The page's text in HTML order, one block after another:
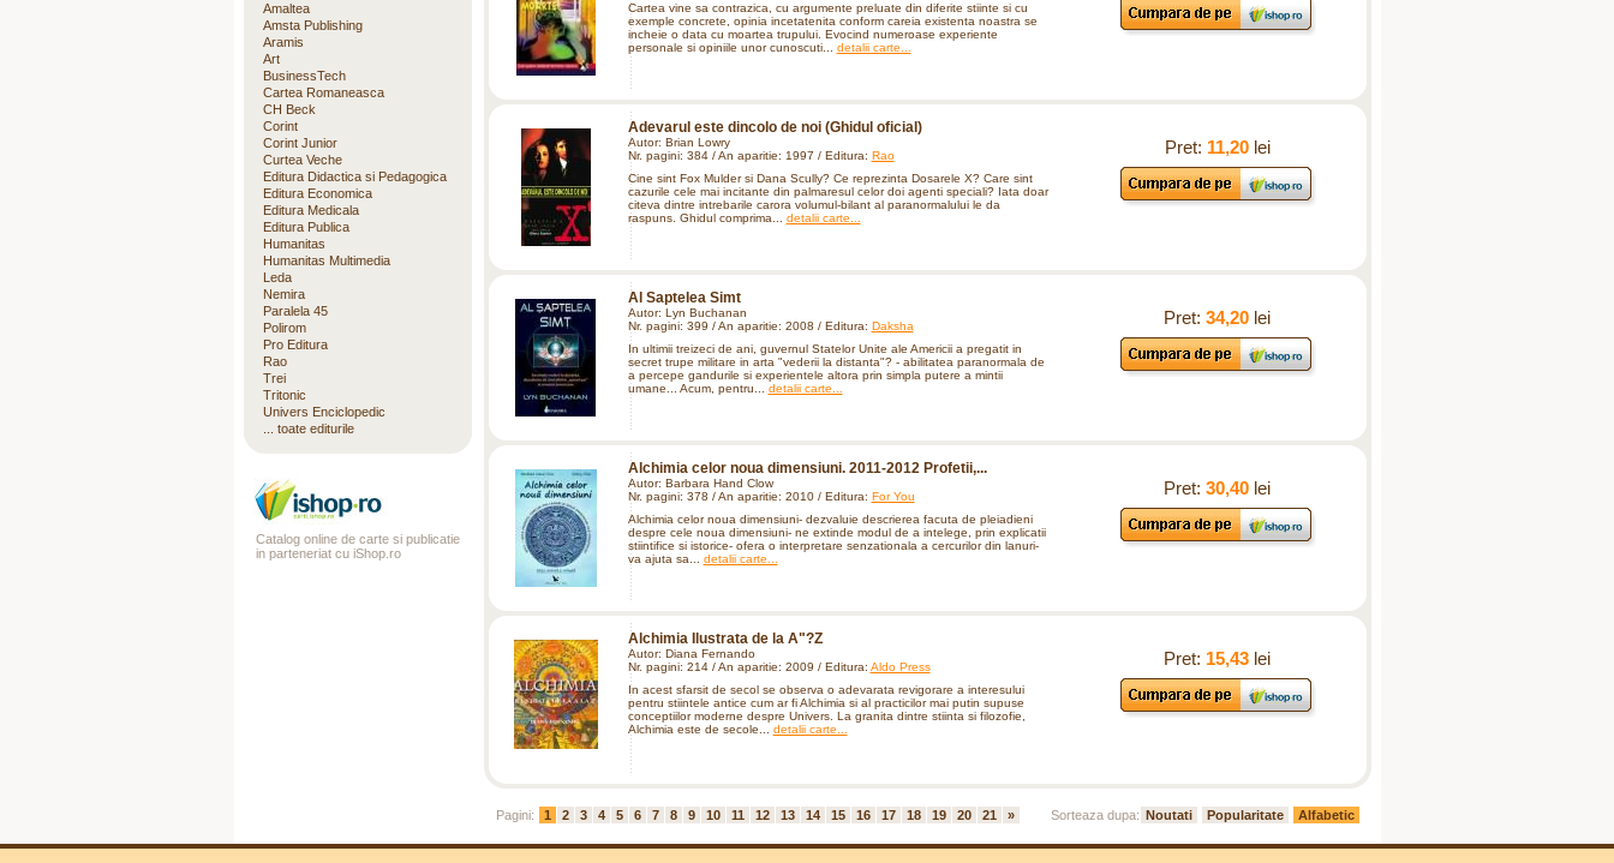
Cartea vine sa contrazica, cu argumente preluate din diferite stiinte si cu
exemple concrete, opinia incetatenita conform careia existenta noastra se
incheie o data cu moartea trupului. Evocind numeroase experiente
personale si opiniile unor cunoscuti... detalii carte...
Adevarul este dincolo de noi (Ghidul oficial)
Autor: Brian Lowry
Nr. pagini: 384 / An aparitie: 1997 / Editura: Rao
Cine sint Fox Mulder si Dana Scully? Ce reprezinta Dosarele X? Care sint
cazurile cele mai incitante din palmaresul celor doi agenti speciali? Iata doar
citeva dintre intrebarile carora volumul-bilant al paranormalului le da
raspuns. Ghidul comprima... detalii carte...
Pret: 11,20lei
Al Saptelea Simt
Autor: Lyn Buchanan
Nr. pagini: 399 / An aparitie: 2008 / Editura: Daksha
In ultimii treizeci de ani, guvernul Statelor Unite ale Americii a pregatit in
secret trupe militare in arta "vederii la distanta"? - abilitatea paranormala de
a percepe gandurile si experientele altora prin simpla putere a mintii
umane... Acum, pentru... detalii carte...
Pret: 34,20 lei
Alchimia celor noua dimensiuni. 2011-2012 Profetii,...
Autor: Barbara Hand Clow
Nr. pagini: 378 / An aparitie: 2010 / Editura: For You
Alchimia celor noua dimensiuni- dezvaluie descrierea facuta de pleiadieni
despre cele noua dimensiuni- ne extinde modul de a intelege, prin explicatii
stiintifice si istorice- ofera o interpretare senzationala a cercurilor din lanuri-
va ajuta sa... detalii carte...
Pret: 30,40 lei
Alchimia Ilustrata de la A"?Z
Autor: Diana Fernando
Nr. pagini: 214 / An aparitie: 2009 / Editura: Aldo Press
In acest sfarsit de secol se observa o adevarata revigorare a interesului
pentru stiintele antice cum ar fi Alchimia si al practicilor mai putin supuse
conceptiilor moderne despre Univers. La granita dintre stiinta si filozofie,
Alchimia este de secole... detalii carte...
Pret: 15,43 lei
Sorteaza dupa: Noutati Popularitate Alfabetic
Pagini: 1 2 3 4 5 6 7 8 9 10 11 12 13 14 15 16 17 18 19 20 21 »
Amaltea
Amsta Publishing
Aramis
Art
BusinessTech
Cartea Romaneasca
CH Beck
Corint
Corint Junior
Curtea Veche
Editura Didactica si Pedagogica
Editura Economica
Editura Medicala
Editura Publica
Humanitas
Humanitas Multimedia
Leda
Nemira
Paralela 45
Polirom
Pro Editura
Rao
Trei
Tritonic
Univers Enciclopedic
... toate editurile
Catalog online de carte si publicatie
in parteneriat cu iShop.ro